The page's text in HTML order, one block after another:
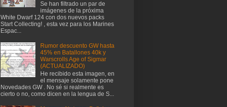
Se han filtrado un par de
imágenes de la próxima
White Dwarf 124 con dos nuevos packs
Start Collecting! , esta vez para los Marines
Espac...
Rumor descuento GW hasta
45% en Batallones 40k y
Warscrolls Age of Sigmar
(ACTUALIZADO)
He recibido esta imagen, en
el mensaje solamente pone
Novedades GW . No sé si realmente es
cierto o no, como dicen en la lengua de S...